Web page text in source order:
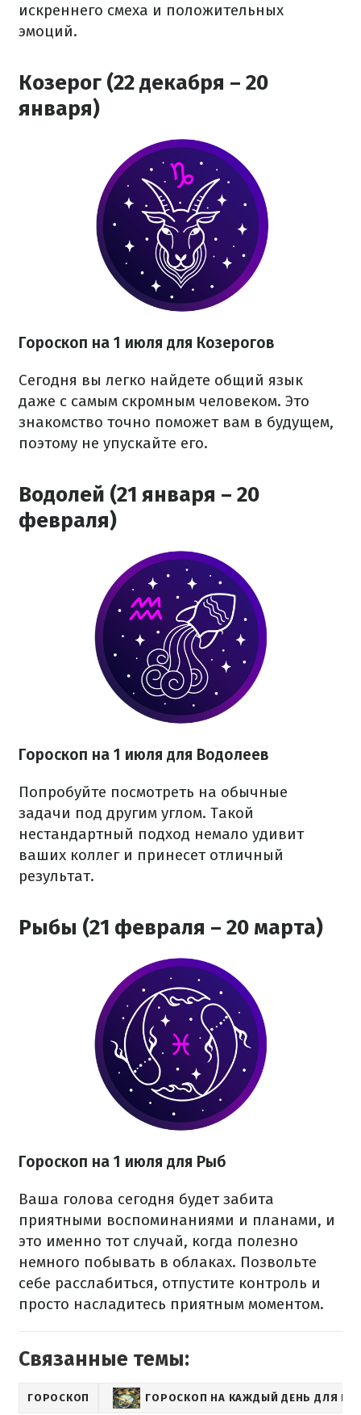
искреннего смеха и положительных
эмоций.
Козерог (22 декабря – 20
января)
Гороскоп на 1 июля для Козерогов
Сегодня вы легко найдете общий язык
даже с самым скромным человеком. Это
знакомство точно поможет вам в будущем,
поэтому не упускайте его.
Водолей (21 января – 20
февраля)
Гороскоп на 1 июля для Водолеев
Попробуйте посмотреть на обычные
задачи под другим углом. Такой
нестандартный подход немало удивит
ваших коллег и принесет отличный
результат.
Рыбы (21 февраля – 20 марта)
Гороскоп на 1 июля для Рыб
Ваша голова сегодня будет забита
приятными воспоминаниями и планами, и
это именно тот случай, когда полезно
немного побывать в облаках. Позвольте
себе расслабиться, отпустите контроль и
просто насладитесь приятным моментом.
Связанные темы:
ГОРОСКОП ГОРОСКОП НА КАЖДЫЙ ДЕНЬ ДЛЯ